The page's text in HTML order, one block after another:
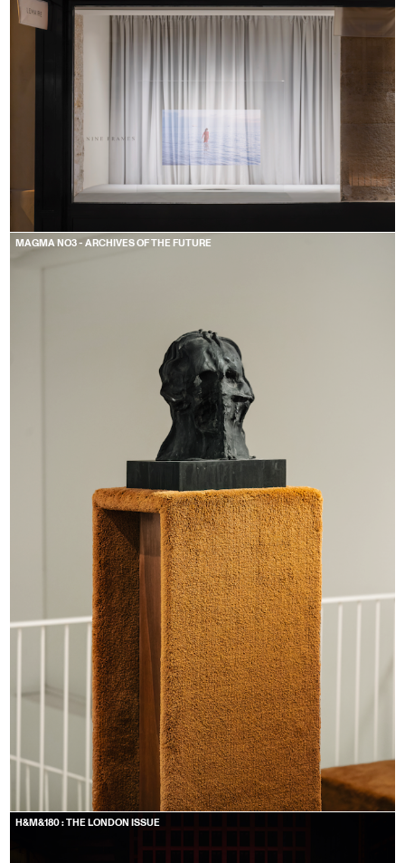
MAGMA NO3 - ARCHIVES OF THE FUTURE
H&M&180 : THE LONDON ISSUE